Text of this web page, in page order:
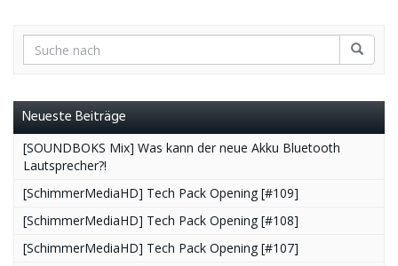
Neueste Beiträge
[SOUNDBOKS Mix] Was kann der neue Akku Bluetooth
Lautsprecher?!
[SchimmerMediaHD] Tech Pack Opening [#109]
[SchimmerMediaHD] Tech Pack Opening [#108]
[SchimmerMediaHD] Tech Pack Opening [#107]